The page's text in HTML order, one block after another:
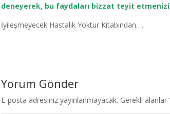
deneyerek, bu faydaları bizzat teyit
İyileşmeyecek Hastalık Yoktur Kitabından…..
Yorum Gönder
E-posta adresiniz yayınlanmayacak. Gerekli alanlar